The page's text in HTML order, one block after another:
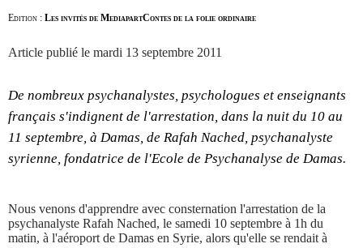
Edition : Les invités de MediapartContes de la folie ordinaire
Article publié le mardi 13 septembre 2011
De nombreux psychanalystes, psychologues et enseignants
français s'indignent de l'arrestation, dans la nuit du 10 au
11 septembre, à Damas, de Rafah Nached, psychanalyste
syrienne, fondatrice de l'Ecole de Psychanalyse de Damas.
Nous venons d'apprendre avec consternation l'arrestation de la
psychanalyste Rafah Nached, le samedi 10 septembre à 1h du
matin, à l'aéroport de Damas en Syrie, alors qu'elle se rendait à